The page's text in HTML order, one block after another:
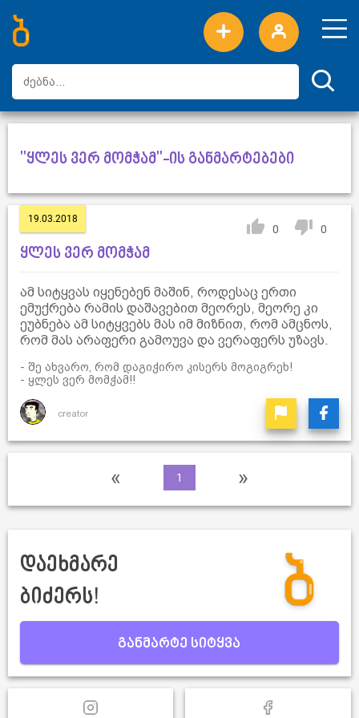
ახალი სიტყვები
ტოპ სიტყვები
დღის ტოპ სიტყვები
ტოპ მომხმარებლები
"ყლეს ვერ მომჭამ"-ის განმარტებები
19.03.2018
0 0
ყლეს ვერ მომჭამ
ამ სიტყვას იყენებენ მაშინ, როდესაც ერთი
ემუქრება რამის დაშავებით მეორეს, მეორე კი
ეუბნება ამ სიტყვებს მას იმ მიზნით, რომ ამცნოს,
რომ მას არაფერი გამოუვა და ვერაფერს უზავს.
- შე ახვარო, რომ დაგიჭირო კისერს მოგიგრეხ!
- ყლეს ვერ მომჭამ!!
creator
« 1 »
დაეხმარე
ბიძერს!
განმარტე სიტყვა